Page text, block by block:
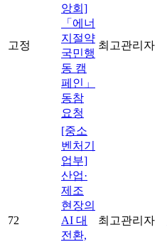
고정
앙회]
「에너
지절약
국민행
동 캠
페인」
동참
요청
최고관리자
72
[중소
벤처기
업부]
산업·
제조
현장의
AI 대
전환,
최고관리자